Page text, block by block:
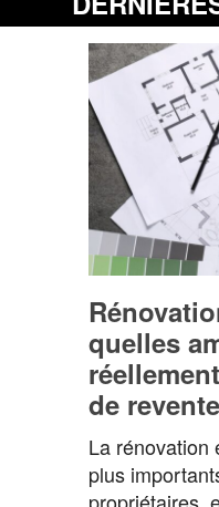
quelles
de
La rénovation
plus